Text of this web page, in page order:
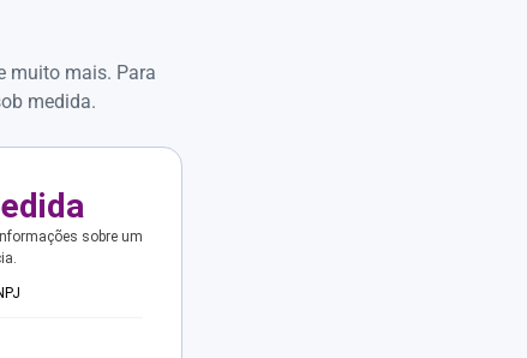
muito mais. Para
medida.
sobre um